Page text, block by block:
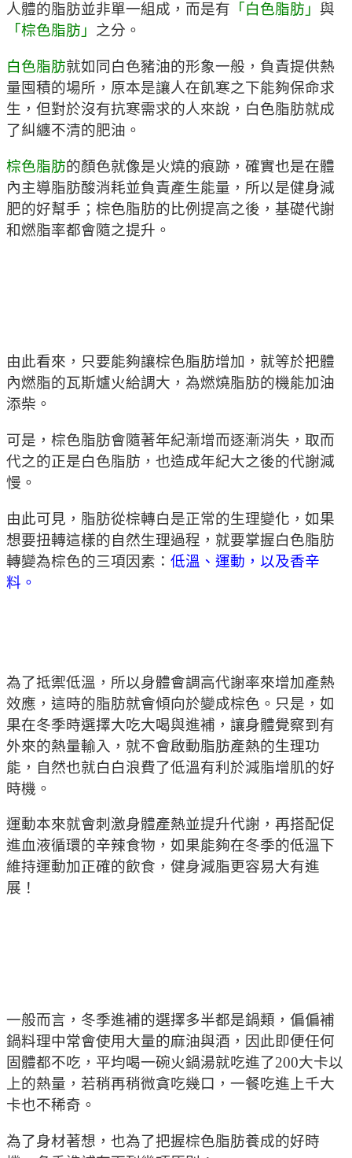
人體的脂肪並非單一組成，而是有 「白色脂肪」 與
「棕色脂肪」 之分。
白色脂肪就如同白色豬油的形象一般，負責提供熱
量囤積的場所，原本是讓人在飢寒之下能夠保命求
生，但對於沒有抗寒需求的人來說，白色脂肪就成
了糾纏不清的肥油。
棕色脂肪的顏色就像是火燒的痕跡，確實也是在體
內主導脂肪酸消耗並負責產生能量，所以是健身減
肥的好幫手；棕色脂肪的比例提高之後，基礎代謝
和燃脂率都會隨之提升。
由此看來，只要能夠讓棕色脂肪增加，就等於把體
內燃脂的瓦斯爐火給調大，為燃燒脂肪的機能加油
添柴。
可是，棕色脂肪會隨著年紀漸增而逐漸消失，取而
代之的正是白色脂肪，也造成年紀大之後的代謝減
慢。
由此可見，脂肪從棕轉白是正常的生理變化，如果
想要扭轉這樣的自然生理過程，就要掌握白色脂肪
轉變為棕色的三項因素： 低溫、運動，以及香辛
料。
為了抵禦低溫，所以身體會調高代謝率來增加產熱
效應，這時的脂肪就會傾向於變成棕色。只是，如
果在冬季時選擇大吃大喝與進補，讓身體覺察到有
外來的熱量輸入，就不會啟動脂肪產熱的生理功
能，自然也就白白浪費了低溫有利於減脂增肌的好
時機。
運動本來就會刺激身體產熱並提升代謝，再搭配促
進血液循環的辛辣食物，如果能夠在冬季的低溫下
維持運動加正確的飲食，健身減脂更容易大有進
展！
一般而言，冬季進補的選擇多半都是鍋類，偏偏補
鍋料理中常會使用大量的麻油與酒，因此即便任何
固體都不吃，平均喝一碗火鍋湯就吃進了200大卡以
上的熱量，若稍再稍微貪吃幾口，一餐吃進上千大
卡也不稀奇。
為了身材著想，也為了把握棕色脂肪養成的好時